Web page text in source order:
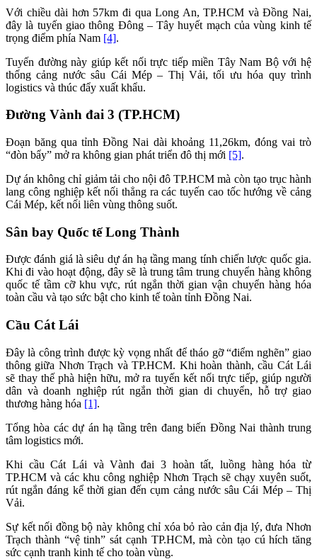
Với chiều dài hơn 57km đi qua Long An, TP.HCM và Đồng Nai,
đây là tuyến giao thông Đông – Tây huyết mạch của vùng kinh tế
trọng điểm phía Nam [4].
Tuyến đường này giúp kết nối trực tiếp miền Tây Nam Bộ với hệ
thống cảng nước sâu Cái Mép – Thị Vải, tối ưu hóa quy trình
logistics và thúc đẩy xuất khẩu.
Đường Vành đai 3 (TP.HCM)
Đoạn băng qua tỉnh Đồng Nai dài khoảng 11,26km, đóng vai trò
“đòn bẩy” mở ra không gian phát triển đô thị mới [5].
Dự án không chỉ giảm tải cho nội đô TP.HCM mà còn tạo trục hành
lang công nghiệp kết nối thẳng ra các tuyến cao tốc hướng về cảng
Cái Mép, kết nối liên vùng thông suốt.
Sân bay Quốc tế Long Thành
Được đánh giá là siêu dự án hạ tầng mang tính chiến lược quốc gia.
Khi đi vào hoạt động, đây sẽ là trung tâm trung chuyển hàng không
quốc tế tầm cỡ khu vực, rút ngắn thời gian vận chuyển hàng hóa
toàn cầu và tạo sức bật cho kinh tế toàn tỉnh Đồng Nai.
Cầu Cát Lái
Đây là công trình được kỳ vọng nhất để tháo gỡ “điểm nghẽn” giao
thông giữa Nhơn Trạch và TP.HCM. Khi hoàn thành, cầu Cát Lái
sẽ thay thế phà hiện hữu, mở ra tuyến kết nối trực tiếp, giúp người
dân và doanh nghiệp rút ngắn thời gian di chuyển, hỗ trợ giao
thương hàng hóa [1].
Tổng hòa các dự án hạ tầng trên đang biến Đồng Nai thành trung
tâm logistics mới.
Khi cầu Cát Lái và Vành đai 3 hoàn tất, luồng hàng hóa từ
TP.HCM và các khu công nghiệp Nhơn Trạch sẽ chạy xuyên suốt,
rút ngắn đáng kể thời gian đến cụm cảng nước sâu Cái Mép – Thị
Vải.
Sự kết nối đồng bộ này không chỉ xóa bỏ rào cản địa lý, đưa Nhơn
Trạch thành “vệ tinh” sát cạnh TP.HCM, mà còn tạo cú hích tăng
sức cạnh tranh kinh tế cho toàn vùng.